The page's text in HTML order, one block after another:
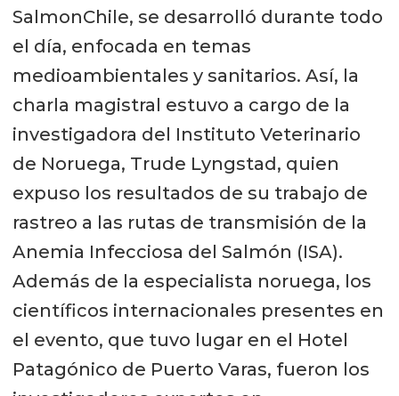
SalmonChile, se desarrolló durante todo
el día, enfocada en temas
medioambientales y sanitarios. Así, la
charla magistral estuvo a cargo de la
investigadora del Instituto Veterinario
de Noruega, Trude Lyngstad, quien
expuso los resultados de su trabajo de
rastreo a las rutas de transmisión de la
Anemia Infecciosa del Salmón (ISA).
Además de la especialista noruega, los
científicos internacionales presentes en
el evento, que tuvo lugar en el Hotel
Patagónico de Puerto Varas, fueron los